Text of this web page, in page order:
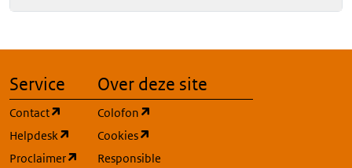
Service
Contact
(opent in een nieuw tabblad)
Helpdesk
(opent in een nieuw tabblad)
Proclaimer
(opent in een nieuw tabblad)
Over deze site
Colofon
Cookies
Responsible